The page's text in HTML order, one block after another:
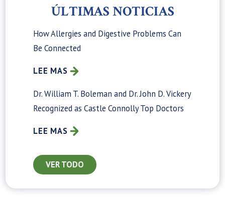
ÚLTIMAS NOTICIAS
How Allergies and Digestive Problems Can
Be Connected
LEE MAS
Dr. William T. Boleman and Dr. John D. Vickery
Recognized as Castle Connolly Top Doctors
LEE MAS
VER TODO